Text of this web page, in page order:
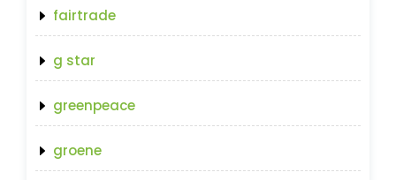
fairtrade
g star
greenpeace
groene